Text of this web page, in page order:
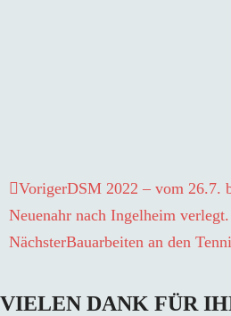
VorigerDSM 2022 – vom 26.7.
Neuenahr nach Ingelheim verlegt.
NächsterBauarbeiten an den
VIELEN DANK FÜR